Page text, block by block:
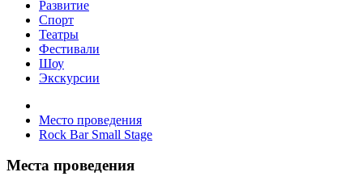
Развитие
Спорт
Театры
Фестивали
Шоу
Экскурсии
Место проведения
Rock Bar Small Stage
Места проведения